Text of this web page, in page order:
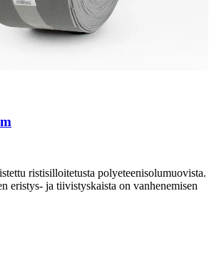
ristisilloitetusta polyeteenisolumuovista.
eristys- ja tiivistyskaista on vanhenemisen